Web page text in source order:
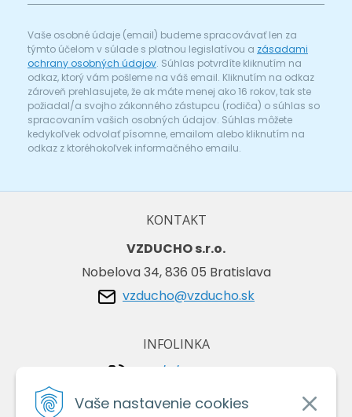
Vaše nastavenie cookies
Vaše osobné údaje (email) budeme spracovávať len za
týmto účelom v súlade s platnou legislatívou a zásadami
ochrany osobných údajov. Súhlas potvrdíte kliknutím na
odkaz, ktorý vám pošleme na váš email. Kliknutím na odkaz
zároveň prehlasujete, že ak máte menej ako 16 rokov, tak ste
požiadal/a svojho zákonného zástupcu (rodiča) o súhlas so
spracovaním vašich osobných údajov. Súhlas môžete
kedykoľvek odvolať písomne, emailom alebo kliknutím na
odkaz z ktoréhokoľvek informačného emailu.
KONTAKT
VZDUCHO s.r.o.
Nobelova 34, 836 05 Bratislava
vzducho@vzducho.sk
INFOLINKA
+421/2/4464 0134
+421/903 729 042